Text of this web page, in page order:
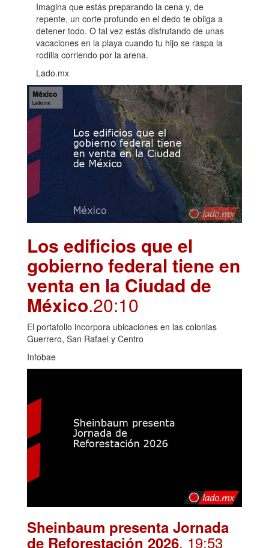
Imagina que estás preparando la cena y, de
repente, un corte profundo en el dedo te obliga a
detener todo. O tal vez estás disfrutando de unas
vacaciones en la playa cuando tu hijo se raspa la
rodilla corriendo por la arena.
Lado.mx
Los edificios que el
gobierno federal tiene en
venta en la Ciudad de
México.20:10
El portafolio incorpora ubicaciones en las colonias
Guerrero, San Rafael y Centro
Infobae
Sheinbaum presenta Jornada
de Reforestación 2026. 19:53